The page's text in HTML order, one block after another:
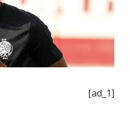
[ad_1]